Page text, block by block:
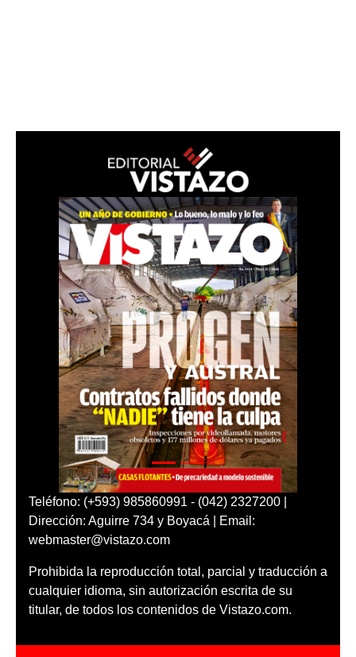
Teléfono: (+593) 985860991 - (042) 2327200 |
Dirección: Aguirre 734 y Boyacá | Email:
webmaster@vistazo.com
Prohibida la reproducción total, parcial y traducción a
cualquier idioma, sin autorización escrita de su
titular, de todos los contenidos de Vistazo.com.